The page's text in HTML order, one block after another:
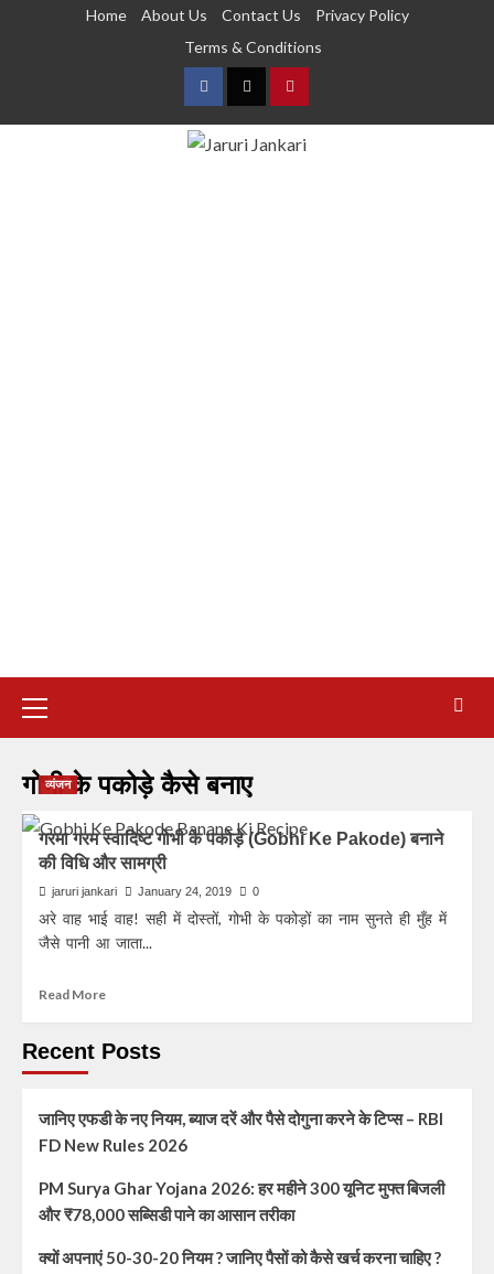
Home About Us Contact Us
Privacy Policy
Terms & Conditions
गोभी के पकोड़े कैसे बनाए
व्यंजन
गरमा गरम स्वादिष्ट गोभी के पकोड़े (Gobhi Ke Pakode) बनाने
की विधि और सामग्री
jaruri jankari January 24, 2019 0
अरे वाह भाई वाह! सही में दोस्तों, गोभी के पकोड़ों का नाम सुनते ही मुँह में
जैसे पानी आ जाता...
Read More
Recent Posts
जानिए एफडी के नए नियम, ब्याज दरें और पैसे दोगुना करने के टिप्स – RBI
FD New Rules 2026
PM Surya Ghar Yojana 2026: हर महीने 300 यूनिट मुफ्त बिजली
और ₹78,000 सब्सिडी पाने का आसान तरीका
क्यों अपनाएं 50-30-20 नियम ? जानिए पैसों को कैसे खर्च करना चाहिए ?